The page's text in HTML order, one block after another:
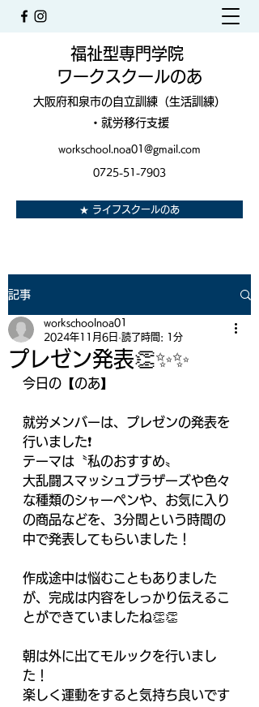
福祉型専門学院
ワークスクールのあ
大阪府和泉市の自立訓練（生活訓練）
・就労移行支援
workschool.noa01@gmail.com
0725-51-7903
★ ライフスクールのあ
記事
プレゼン発表👏✨✨
workschoolnoa01
2024年11月6日 読了時間: 1分
今日の【のあ】
就労メンバーは、プレゼンの発表を
行いました❗️
テーマは〝私のおすすめ〟
大乱闘スマッシュブラザーズや色々
な種類のシャーペンや、お気に入り
の商品などを、3分間という時間の
中で発表してもらいました！
作成途中は悩むこともありました
が、完成は内容をしっかり伝えるこ
とができていましたね👏👏
朝は外に出てモルックを行いまし
た！
楽しく運動をすると気持ち良いです